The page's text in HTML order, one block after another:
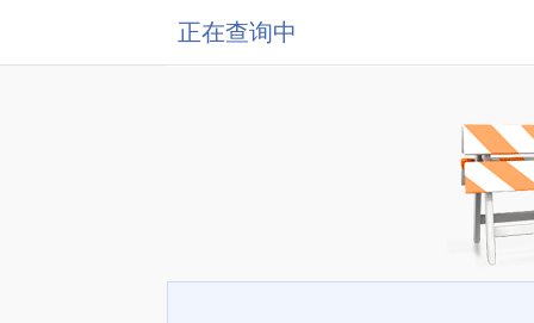
正在查询中